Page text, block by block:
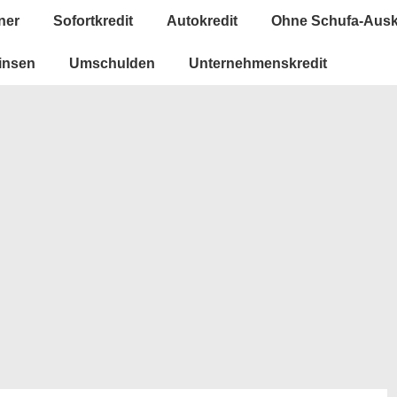
Sofortkredit Autokredit Ohne Schufa-
Umschulden Unternehmenskredit